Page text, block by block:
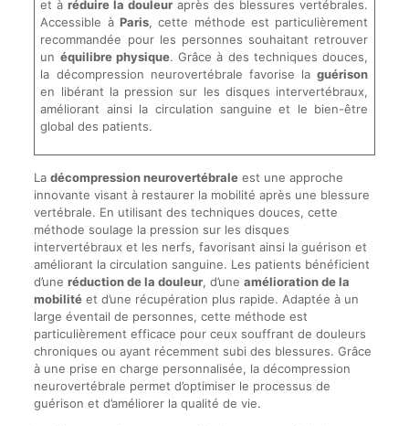
et àréduire la douleur après des blessures vertébrales.
Accessible à Paris, cette méthode est particulièrement
recommandée pour les personnes souhaitant retrouver
un équilibre physique. Grâce à des techniques douces,
la décompression neurovertébrale favorise laguérison
en libérant la pression sur les disques intervertébraux,
améliorant ainsi la circulation sanguine et le bien-être
global des patients.
La décompression neurovertébraleest une approche
innovante visant à restaurer la mobilité après une blessure
vertébrale. En utilisant des techniques douces, cette
méthode soulage la pression sur les disques
intervertébraux et les nerfs, favorisant ainsi la guérison et
améliorant la circulation sanguine. Les patients bénéficient
d’une réduction de la douleur, d’une amélioration de la
mobilitéet d’une récupération plus rapide. Adaptée à un
large éventail de personnes, cette méthode est
particulièrement efficace pour ceux souffrant de douleurs
chroniques ou ayant récemment subi des blessures. Grâce
à une prise en charge personnalisée, la décompression
neurovertébrale permet d’optimiser le processus de
guérison et d’améliorer la qualité de vie.